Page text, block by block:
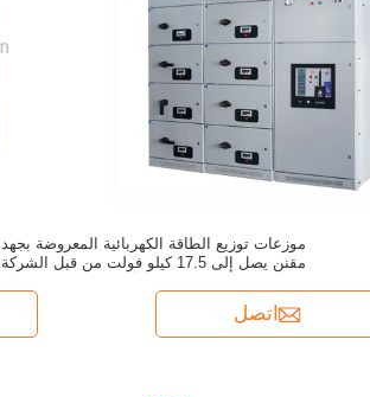
موزعات توزيع الطاقة الكهربائية المعروضة بجهد
مقنن يصل إلى 17.5 كيلو فولت من قبل الشركة
اتصل